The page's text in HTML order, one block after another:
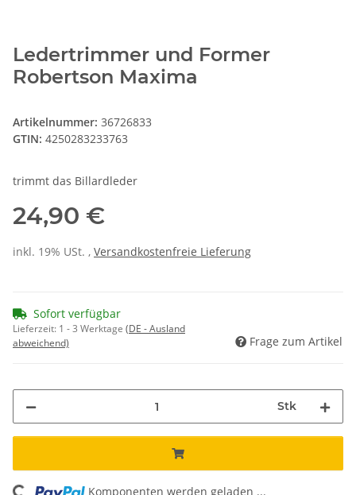
Ledertrimmer und Former
Robertson Maxima
Artikelnummer: 36726833
GTIN: 4250283233763
trimmt das Billardleder
24,90 €
inkl. 19% USt. , Versandkostenfreie Lieferung
Sofort verfügbar
Lieferzeit: 1 - 3 Werktage (DE - Ausland
abweichend)
Frage zum Artikel
Stk
Komponenten werden geladen ...